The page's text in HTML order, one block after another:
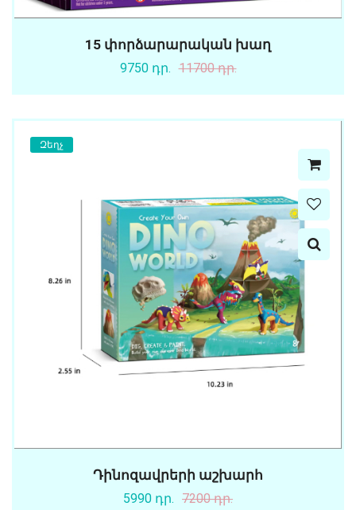
15 փորձարարական խաղ
9750 դր. 11700 դր.
Զեղչ
Դինոզավրերի աշխարհ
5990 դր. 7200 դր.